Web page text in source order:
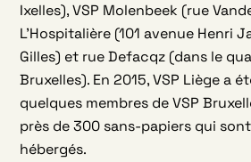
Ixelles), VSP Molenbeek (rue
L’Hospitalière (101 avenue Henri
Gilles) et rue Defacqz (dans le
Bruxelles). En 2015, VSP Liège a
quelques membres de VSP
près de 300 sans-papiers qui
hébergés.